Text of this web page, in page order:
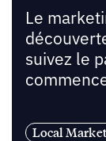
Le
suivez le
Local